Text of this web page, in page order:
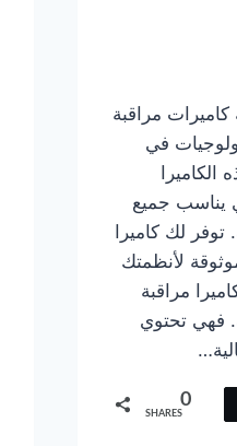
مراقبة
في
يناسب جميع
توفر لك كاميرا
لأنظمتك
مراقبة
فهي تحتوي
0
SHARES